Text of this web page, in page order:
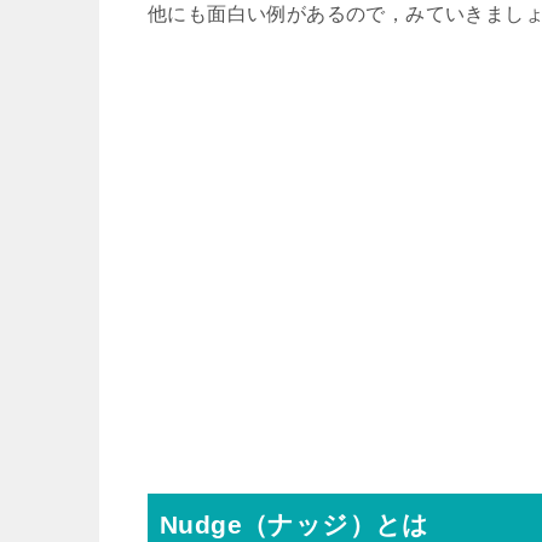
他にも面白い例があるので，みていきまし
Nudge（ナッジ）とは